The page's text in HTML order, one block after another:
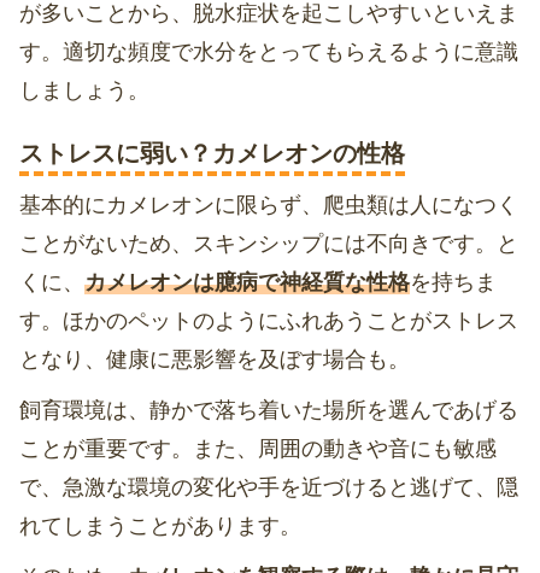
が多いことから、脱水症状を起こしやすいといえま
す。適切な頻度で水分をとってもらえるように意識
しましょう。
ストレスに弱い？カメレオンの性格
基本的にカメレオンに限らず、爬虫類は人になつく
ことがないため、スキンシップには不向きです。と
くに、 カメレオンは臆病で神経質な性格を持ちま
す。ほかのペットのようにふれあうことがストレス
となり、健康に悪影響を及ぼす場合も。
飼育環境は、静かで落ち着いた場所を選んであげる
ことが重要です。また、周囲の動きや音にも敏感
で、急激な環境の変化や手を近づけると逃げて、隠
れてしまうことがあります。